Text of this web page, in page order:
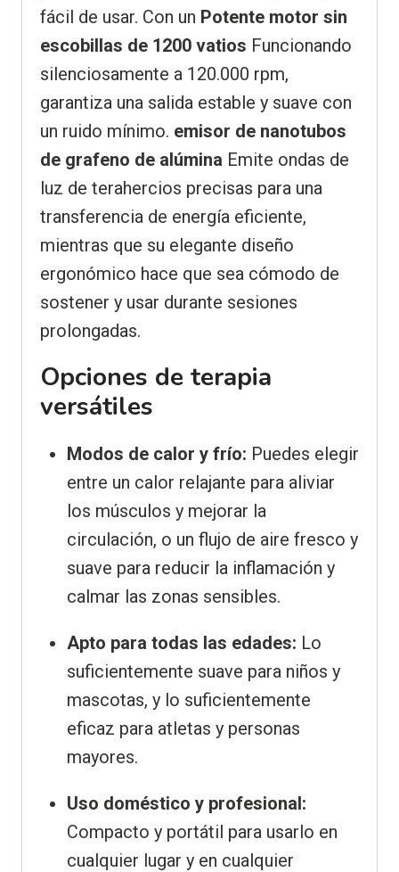
fácil de usar. Con un Potente motor sin
escobillas de 1200 vatios Funcionando
silenciosamente a 120.000 rpm,
garantiza una salida estable y suave con
un ruido mínimo. emisor de nanotubos
de grafeno de alúmina Emite ondas de
luz de terahercios precisas para una
transferencia de energía eficiente,
mientras que su elegante diseño
ergonómico hace que sea cómodo de
sostener y usar durante sesiones
prolongadas.
Opciones de terapia
versátiles
Modos de calor y frío: Puedes elegir
entre un calor relajante para aliviar
los músculos y mejorar la
circulación, o un flujo de aire fresco y
suave para reducir la inflamación y
calmar las zonas sensibles.
Apto para todas las edades: Lo
suficientemente suave para niños y
mascotas, y lo suficientemente
eficaz para atletas y personas
mayores.
Uso doméstico y profesional:
Compacto y portátil para usarlo en
cualquier lugar y en cualquier